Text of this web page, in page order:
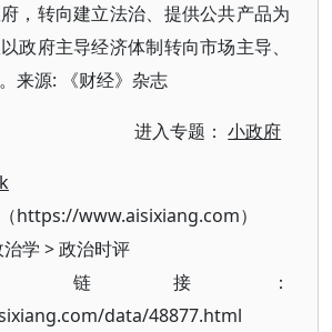
，转向建立法治、提供公共产品为
政府主导经济体制转向市场主导、
来源: 《财经》杂志
进入专题：小政府
https://www.aisixiang.com）
学 >政治时评
链接：
data/48877.html